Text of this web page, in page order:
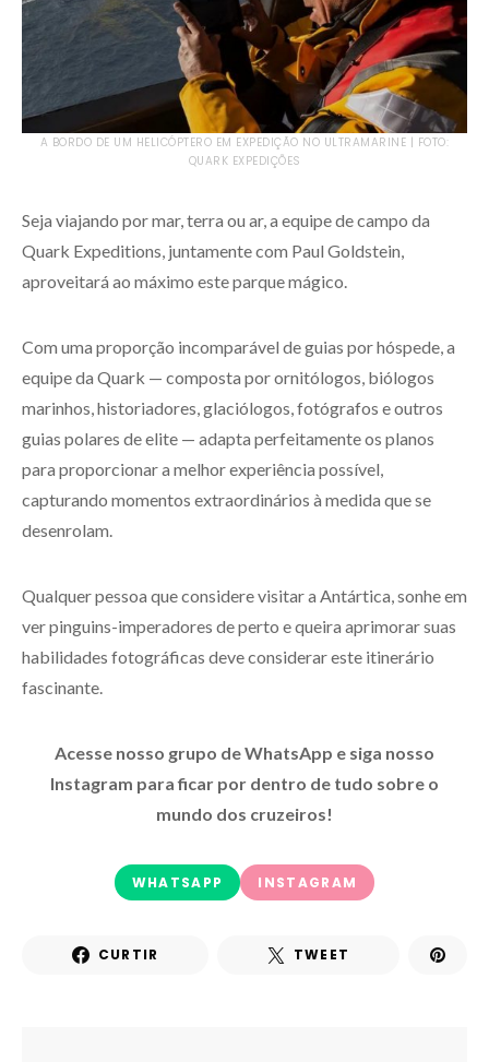
A BORDO DE UM HELICÓPTERO EM EXPEDIÇÃO NO ULTRAMARINE | FOTO:
QUARK EXPEDIÇÕES
Seja viajando por mar, terra ou ar, a equipe de campo da
Quark Expeditions, juntamente com Paul Goldstein,
aproveitará ao máximo este parque mágico.
Com uma proporção incomparável de guias por hóspede, a
equipe da Quark — composta por ornitólogos, biólogos
marinhos, historiadores, glaciólogos, fotógrafos e outros
guias polares de elite — adapta perfeitamente os planos
para proporcionar a melhor experiência possível,
capturando momentos extraordinários à medida que se
desenrolam.
Qualquer pessoa que considere visitar a Antártica, sonhe em
ver pinguins-imperadores de perto e queira aprimorar suas
habilidades fotográficas deve considerar este itinerário
fascinante.
Acesse nosso grupo de WhatsApp e siga nosso
Instagram para ficar por dentro de tudo sobre o
mundo dos cruzeiros!
WHATSAPP INSTAGRAM
CURTIR TWEET